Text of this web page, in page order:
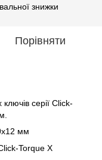
знижки
Порівняти
серії Click-
мм
Torque X